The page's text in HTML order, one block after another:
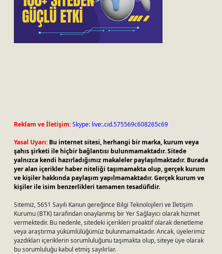
Reklam ve İletişim:Skype: live:.cid.575569c608265c69
Yasal Uyarı: Bu internet sitesi, herhangi bir marka, kurum veya
şahıs şirketi ile hiçbir bağlantısı bulunmamaktadır. Sitede
yalnızca kendi hazırladığımız makaleler paylaşılmaktadır. Burada
yer alan içerikler haber niteliği taşımamakta olup, gerçek kurum
ve kişiler hakkında paylaşım yapılmamaktadır. Gerçek kurum ve
kişiler ile isim benzerlikleri tamamen tesadüfidir.
Sitemiz, 5651 Sayılı Kanun gereğince Bilgi Teknolojileri ve İletişim
Kurumu (BTK) tarafından onaylanmış bir Yer Sağlayıcı olarak hizmet
vermektedir. Bu nedenle, sitedeki içerikleri proaktif olarak denetleme
veya araştırma yükümlülüğümüz bulunmamaktadır. Ancak, üyelerimiz
yazdıkları içeriklerin sorumluluğunu taşımakta olup, siteye üye olarak
bu sorumluluğu kabul etmiş sayılırlar.